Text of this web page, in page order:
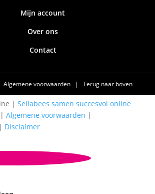
Mijn account
Over ons
Contact
Algemene voorwaarden | Terug naar boven
| Sellabees samen succesvol online
| Algemene voorwaarden |
| Disclaimer